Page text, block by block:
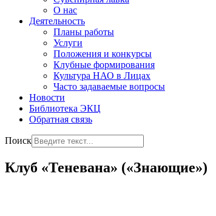
О нас
Деятельность
Планы работы
Услуги
Положения и конкурсы
Клубные формирования
Культура НАО в Лицах
Часто задаваемые вопросы
Новости
Библиотека ЭКЦ
Обратная связь
Поиск
Клуб «Теневана» («Знающие»)